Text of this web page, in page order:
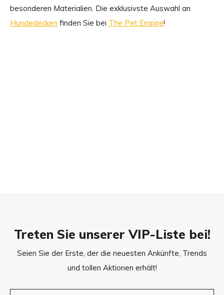
besonderen Materialien. Die exklusivste Auswahl an
Hundedecken finden Sie bei The Pet Empire!
Treten Sie unserer VIP-Liste bei!
Seien Sie der Erste, der die neuesten Ankünfte, Trends
und tollen Aktionen erhält!